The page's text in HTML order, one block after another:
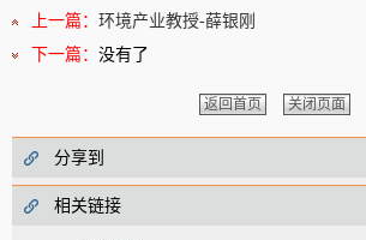
上一篇： 环境产业教授-薛银刚
下一篇： 没有了
返回首页 关闭页面
分享到
相关链接